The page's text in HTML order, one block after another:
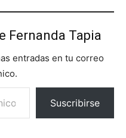
Fernanda Tapia
entradas en tu correo
Suscribirse